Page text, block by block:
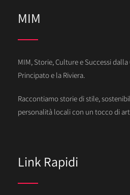
MIM
MIM, Storie, Culture e Successi dalla
Principato e la Riviera.
Raccontiamo storie di stile,
personalità locali con un tocco di
Link Rapidi